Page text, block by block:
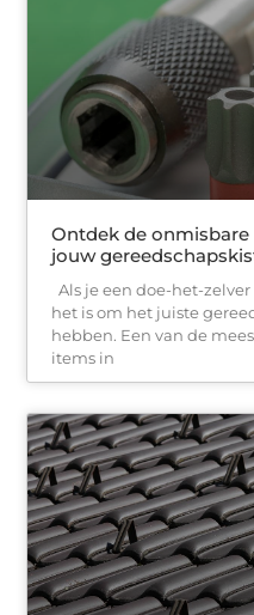
Ontdek de
jouw
Als je een doe-het-
het is om het juiste
hebben. Een van de
items in